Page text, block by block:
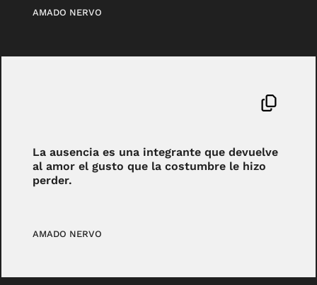
AMADO NERVO
La ausencia es una integrante que devuelve
al amor el gusto que la costumbre le hizo
perder.
AMADO NERVO